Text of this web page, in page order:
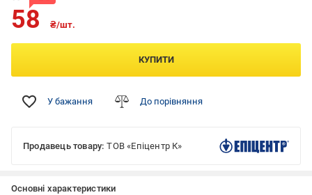
58 ₴/шт.
КУПИТИ
У бажання До порівняння
Продавець товару: ТОВ «Епіцентр К»
Основні характеристики